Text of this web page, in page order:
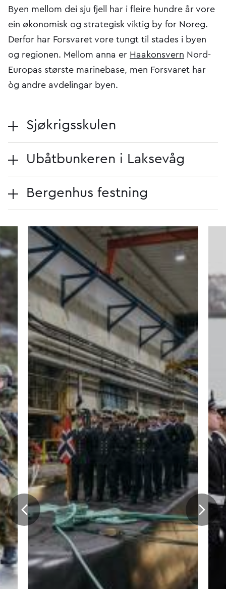
Byen mellom dei sju fjell har i fleire hundre år vore
ein økonomisk og strategisk viktig by for Noreg.
Derfor har Forsvaret vore tungt til stades i byen
og regionen. Mellom anna er Haakonsvern Nord-
Europas største marinebase, men Forsvaret har
òg andre avdelingar byen.
Sjøkrigsskulen
Ubåtbunkeren i Laksevåg
Bergenhus festning